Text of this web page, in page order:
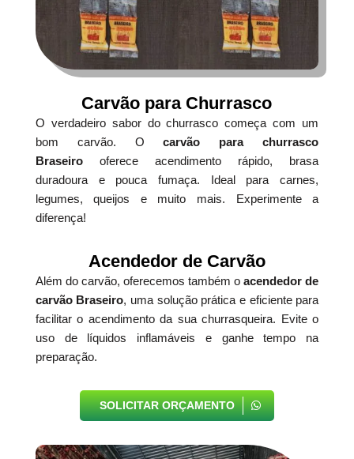
Carvão para Churrasco
O verdadeiro sabor do churrasco começa com um
bom carvão. Ocarvão para churrasco
Braseirooferece acendimento rápido, brasa
duradoura e pouca fumaça. Ideal para carnes,
legumes, queijos e muito mais. Experimente a
diferença!
Acendedor de Carvão
Além do carvão, oferecemos também oacendedor de
carvão Braseiro, uma solução prática e eficiente para
facilitar o acendimento da sua churrasqueira. Evite o
uso de líquidos inflamáveis e ganhe tempo na
preparação.
SOLICITAR ORÇAMENTO